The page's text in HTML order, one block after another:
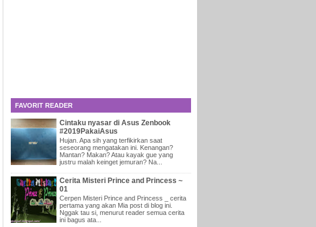
FAVORIT READER
Cintaku nyasar di Asus Zenbook
#2019PakaiAsus
Hujan. Apa sih yang terfikirkan saat
seseorang mengatakan ini. Kenangan?
Mantan? Makan? Atau kayak gue yang
justru malah keinget jemuran? Na...
Cerita Misteri Prince and Princess ~
01
Cerpen Misteri Prince and Princess _ cerita
pertama yang akan Mia post di blog ini.
Nggak tau si, menurut reader semua cerita
ini bagus ata...